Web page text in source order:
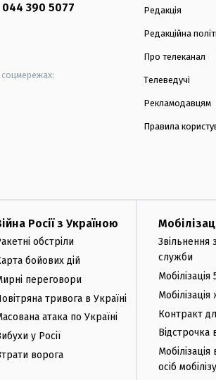
044 390 5077 Редакція
Редакційна
Про телеканал
Телеведучі
Рекламодавцям
Правила
Росії з Україною
обстріли
бойових дій
переговори
тривога в Україні
атака по Україні
у Росії
ворога
Звільнення
служби
Мобілізація
Мобілізація
Контракт
Відстрочка
Мобілізація
осіб